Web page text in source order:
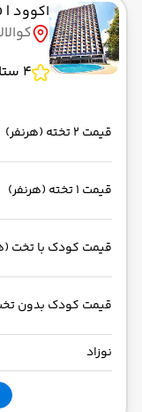
اکوود | OAKWOOD
4 ستاره
قیمت 2 تخته (هرنفر)
قیمت 1 تخته (هرنفر)
قیمت کودک با تخت
قیمت کودک بدون
نوزاد